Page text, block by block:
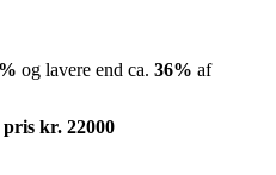
% og lavere end ca. 36% af
kr. 22000